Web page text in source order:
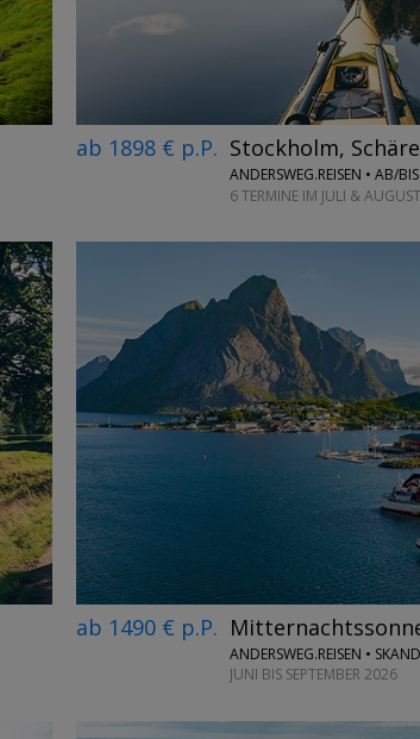
ab 1898 € p.P. Stockholm,
ANDERSWEG.REISEN • AB/
6 TERMINE IM JULI &
ab 1490 € p.P.
ANDERSWEG.REISEN •
JUNI BIS SEPTEMBER 2026